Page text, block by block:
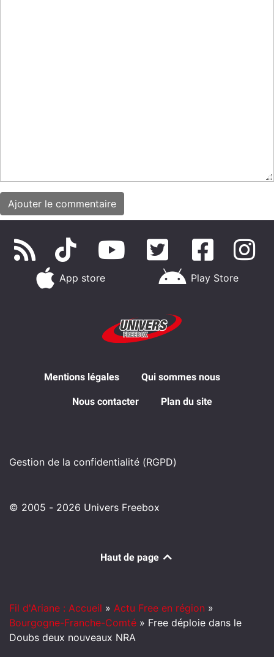
App store Play Store
Mentions légales Qui sommes nous
Nous contacter Plan du site
Gestion de la confidentialité (RGPD)
© 2005 - 2026 Univers Freebox
Haut de page
Fil d'Ariane : Accueil » Actu Free en région »
Bourgogne-Franche-Comté » Free déploie dans le
Doubs deux nouveaux NRA